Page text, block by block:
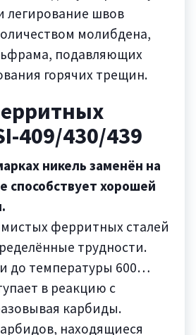
легирование швов
молибдена,
подавляющих
горячих трещин.
409/430/439
никель заменён на
способствует хорошей
ферритных сталей
трудности.
до температуры 600…
в реакцию с
карбиды.
находящиеся